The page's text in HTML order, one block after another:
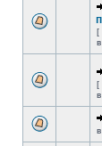
[
[